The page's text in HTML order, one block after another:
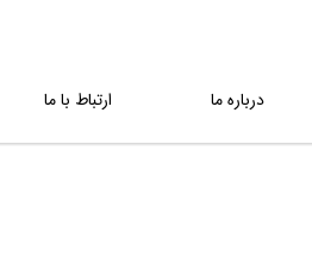
درباره ما ارتباط با ما